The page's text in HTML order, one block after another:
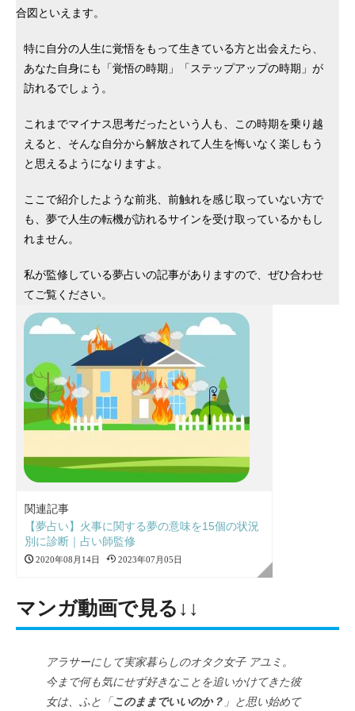
合図といえます。
特に自分の人生に覚悟をもって生きている方と出会えたら、
あなた自身にも「覚悟の時期」「ステップアップの時期」が
訪れるでしょう。
これまでマイナス思考だったという人も、この時期を乗り越
えると、そんな自分から解放されて人生を悔いなく楽しもう
と思えるようになりますよ。
ここで紹介したような前兆、前触れを感じ取っていない方で
も、夢で人生の転機が訪れるサインを受け取っているかもし
れません。
私が監修している夢占いの記事がありますので、ぜひ合わせ
てご覧ください。
関連記事
【夢占い】火事に関する夢の意味を15個の状況
別に診断｜占い師監修
2020年08月14日 2023年07月05日
マンガ動画で見る↓↓
アラサーにして実家暮らしのオタク女子 アユミ。
今まで何も気にせず好きなことを追いかけてきた彼
女は、ふと「このままでいいのか？ 」と思い始めて